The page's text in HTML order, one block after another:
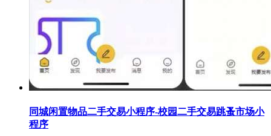
同城闲置物品二手交易小程序-校园二手交易跳蚤市场小
程序